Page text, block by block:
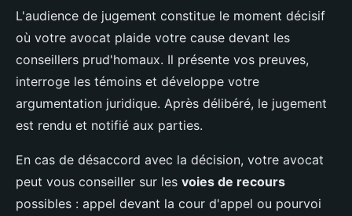
L'audience de jugement constitue le moment décisif
où votre avocat plaide votre cause devant les
conseillers prud'homaux. Il présente vos preuves,
interroge les témoins et développe votre
argumentation juridique. Après délibéré, le jugement
est rendu et notifié aux parties.
En cas de désaccord avec la décision, votre avocat
peut vous conseiller sur les voies de recours
possibles : appel devant la cour d'appel ou pourvoi